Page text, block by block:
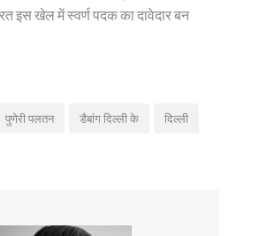
इस खेल में स्वर्ण पदक का दावेदार बन
पुणेरी पलतन डैबांग दिल्ली के दिल्ली